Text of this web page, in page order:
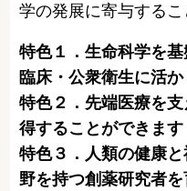
学の発展に寄与するこ
特色１．生命科学を
臨床・公衆衛生に活
特色２．先端医療を
得することができます
特色３．人類の健康
野を持つ創薬研究者